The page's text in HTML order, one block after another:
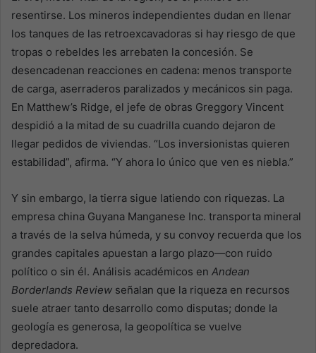
resentirse. Los mineros independientes dudan en llenar
los tanques de las retroexcavadoras si hay riesgo de que
tropas o rebeldes les arrebaten la concesión. Se
desencadenan reacciones en cadena: menos transporte
de carga, aserraderos paralizados y mecánicos sin paga.
En Matthew’s Ridge, el jefe de obras Greggory Vincent
despidió a la mitad de su cuadrilla cuando dejaron de
llegar pedidos de viviendas. “Los inversionistas quieren
estabilidad”, afirma. “Y ahora lo único que ven es niebla.”
Y sin embargo, la tierra sigue latiendo con riquezas. La
empresa china Guyana Manganese Inc. transporta mineral
a través de la selva húmeda, y su convoy recuerda que los
grandes capitales apuestan a largo plazo—con ruido
político o sin él. Análisis académicos en Andean
Borderlands Review señalan que la riqueza en recursos
suele atraer tanto desarrollo como disputas; donde la
geología es generosa, la geopolítica se vuelve
depredadora.